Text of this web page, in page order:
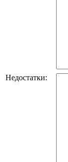
Недостатки: